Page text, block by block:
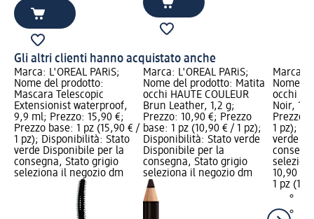
Gli altri clienti hanno acquistato anche
Marca: L'ORÉAL PARiS;
Nome del prodotto:
Mascara Telescopic
Extensionist waterproof,
9,9 ml; Prezzo: 15,90 €;
Prezzo base: 1 pz (15,90 € /
1 pz); Disponibilità: Stato
verde Disponibile per la
consegna, Stato grigio
seleziona il negozio dm
Marca: L'ORÉAL PARiS;
Nome del prodotto: Matita
occhi HAUTE COULEUR
Brun Leather, 1,2 g;
Prezzo: 10,90 €; Prezzo
base: 1 pz (10,90 € / 1 pz);
Disponibilità: Stato verde
Disponibile per la
consegna, Stato grigio
seleziona il negozio dm
Marca:
Nome
occhi
Noir,
Prezzo
1 pz);
verde
10,90 €
1 pz